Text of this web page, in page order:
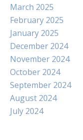
March 2025
February 2025
January 2025
December 2024
November 2024
October 2024
September 2024
August 2024
July 2024